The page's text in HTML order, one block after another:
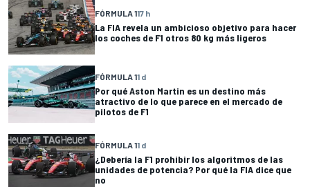
FÓRMULA 117 h
La FIA revela un ambicioso objetivo para hacer
los coches de F1 otros 80 kg más ligeros
FÓRMULA 11 d
Por qué Aston Martin es un destino más
atractivo de lo que parece en el mercado de
pilotos de F1
FÓRMULA 11 d
¿Debería la F1 prohibir los algoritmos de las
unidades de potencia? Por qué la FIA dice que
no